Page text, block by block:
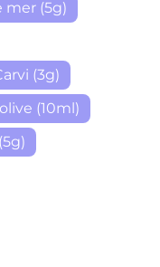
mer (5g)
(3g)
(10ml)